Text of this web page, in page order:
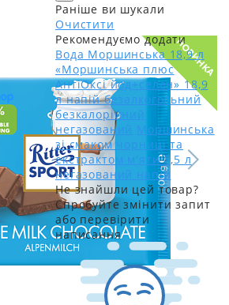
Раніше ви шукали
Очистити
Рекомендуємо додати
Вода Моршинська 18,9 л
«Моршинська плюс
АнтіОксі йод+селен» 18,9
л напій безалкогольний
безкалорійний
негазований Моршинська
зі смаком чорниці та
екстрактом м'яти 1,5 л
негазований напій
Не знайшли цей товар?
Спробуйте змінити запит
або перевірити
написання
НОВИНКА